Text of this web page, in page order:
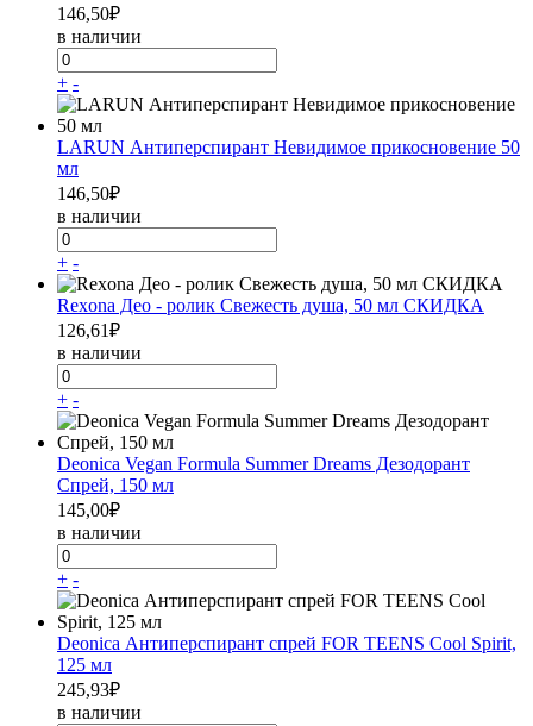
146,50₽
в наличии
+ -
LARUN Антиперспирант Невидимое прикосновение 50
мл
146,50₽
в наличии
+ -
Rexona Део - ролик Свежесть душа, 50 мл СКИДКА
126,61₽
в наличии
+ -
Deonica Vegan Formula Summer Dreams Дезодорант
Спрей, 150 мл
145,00₽
в наличии
+ -
Deonica Антиперспирант спрей FOR TEENS Cool Spirit,
125 мл
245,93₽
в наличии